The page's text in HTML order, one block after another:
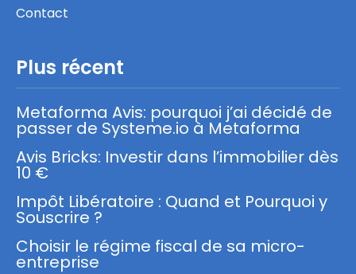
Contact
Plus récent
Metaforma Avis: pourquoi j’ai décidé de
passer de Systeme.io à Metaforma
Avis Bricks: Investir dans l’immobilier dès
10 €
Impôt Libératoire : Quand et Pourquoi y
Souscrire ?
Choisir le régime fiscal de sa micro-
entreprise